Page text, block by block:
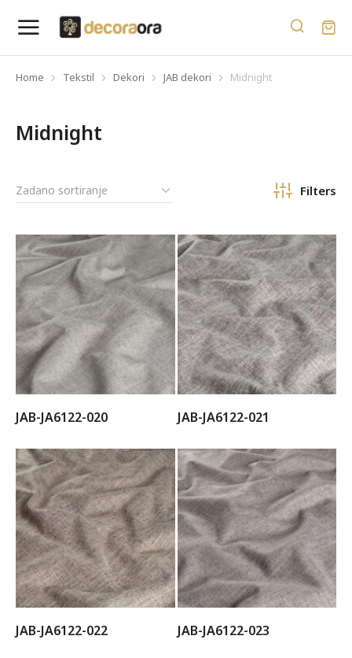
You are here:
Home Tekstil Dekori JAB dekori Midnight
Midnight
Filters
JAB-JA6122-020 JAB-JA6122-021
JAB-JA6122-022 JAB-JA6122-023